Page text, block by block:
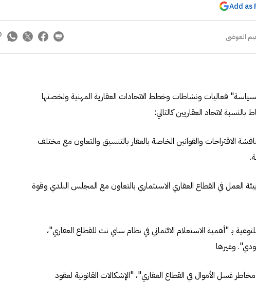
Add as
العوضي
2024 جردت "السياسة" فعاليات ونشاطات وخطط الاتحادات العقارية المهنية ولخصتها
لاتحاد العقاريين كالتالي:
الاقتراحات والقوانين الخاصة بالعقار بالتنسيق والتعاون مع مختلف
العمل في القطاع العقاري الاستثماري بالتعاون مع المجلس البلدي وقوة
بـ "أهمية الاستعلام الائتماني في نظام ساي نت للقطاع العقاري"،
وغيرها
غسل الأموال في القطاع العقاري"، "الإشكالات القانونية لعقود